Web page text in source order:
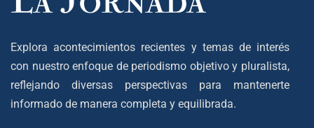
Explora acontecimientos recientes y temas de interés
con nuestro enfoque de periodismo objetivo y pluralista,
reflejando diversas perspectivas para mantenerte
informado de manera completa y equilibrada.